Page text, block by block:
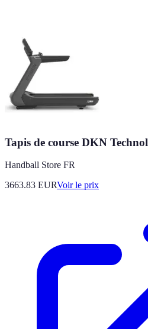
Tapis de course DKN
Handball Store FR
3663.83 EURVoir le prix